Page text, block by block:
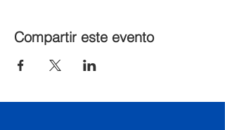
Compartir este evento